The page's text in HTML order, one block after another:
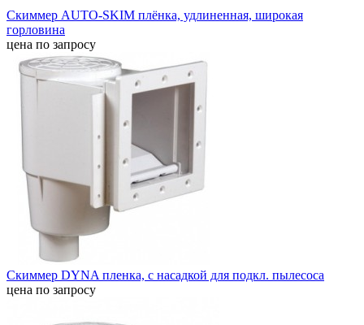
Скиммер AUTO-SKIM плёнка, удлиненная, широкая
горловина
цена по запросу
Скиммер DYNA пленка, с насадкой для подкл. пылесоса
цена по запросу